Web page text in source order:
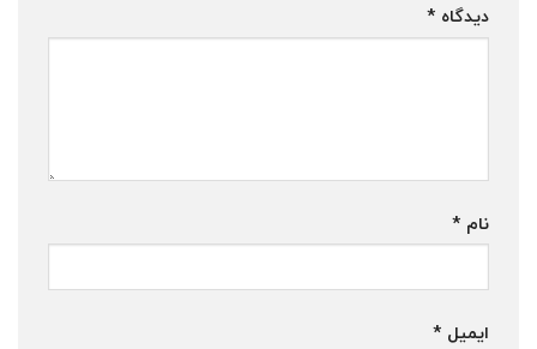
دیدگاه *
نام *
ایمیل *